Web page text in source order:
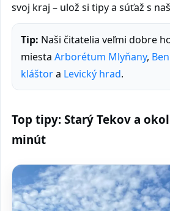
svoj kraj – ulož si tipy a súťaž s
Tip: Naši čitatelia veľmi dobre
miesta Arborétum Mlyňany,
kláštora Levický hrad.
Top tipy: Starý Tekov a
minút